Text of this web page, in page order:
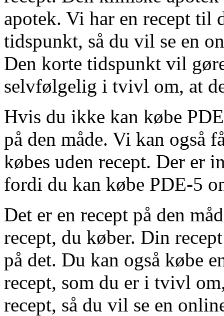
apotek. Vi har en recept til
tidspunkt, så du vil se en
Den korte tidspunkt vil
selvfølgelig i tvivl om, at
Hvis du ikke kan købe
på den måde. Vi kan også
købes uden recept. Der er
fordi du kan købe PDE-5
Det er en recept på den
recept, du køber. Din
på det. Du kan også købe
recept, som du er i tvivl
recept, så du vil se en